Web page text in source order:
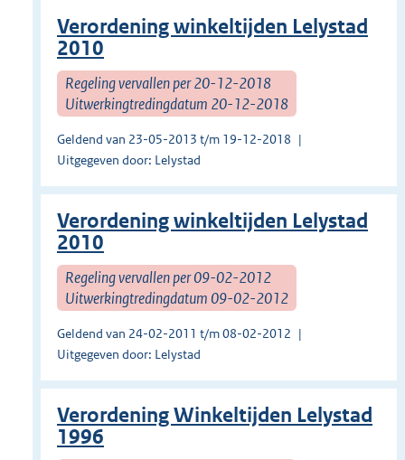
Verordening winkeltijden Lelystad
2010
Regeling vervallen per 20-12-2018
Uitwerkingtredingdatum 20-12-2018
Geldend van 23-05-2013 t/m 19-12-2018
Uitgegeven door: Lelystad
Verordening winkeltijden Lelystad
2010
Regeling vervallen per 09-02-2012
Uitwerkingtredingdatum 09-02-2012
Geldend van 24-02-2011 t/m 08-02-2012
Uitgegeven door: Lelystad
Verordening Winkeltijden Lelystad
1996